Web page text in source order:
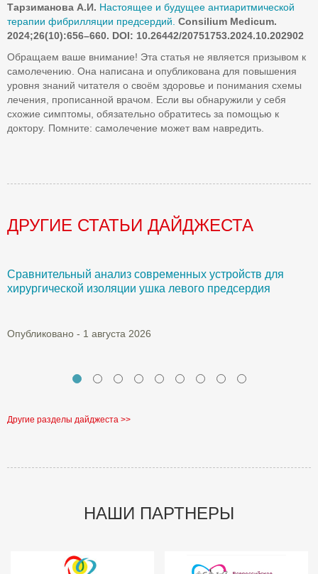
Тарзиманова А.И. Настоящее и будущее антиаритмической
терапии фибрилляции предсердий. Consilium Medicum.
2024;26(10):656–660. DOI: 10.26442/20751753.2024.10.202902
Обращаем ваше внимание! Эта статья не является призывом к
самолечению. Она написана и опубликована для повышения
уровня знаний читателя о своём здоровье и понимания схемы
лечения, прописанной врачом. Если вы обнаружили у себя
схожие симптомы, обязательно обратитесь за помощью к
доктору. Помните: самолечение может вам навредить.
ДРУГИЕ СТАТЬИ ДАЙДЖЕСТА
Сравнительный анализ современных устройств для
хирургической изоляции ушка левого предсердия
Опубликовано - 1 августа 2026
Другие разделы дайджеста >>
НАШИ ПАРТНЕРЫ